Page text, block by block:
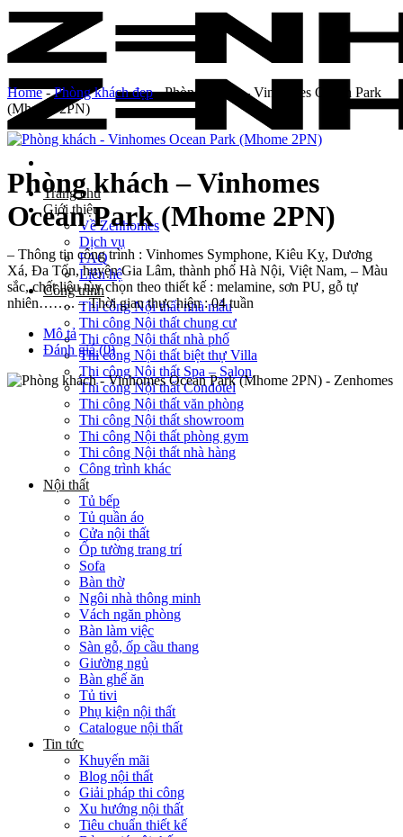
Skip
content
Trang chủ
Giới thiệu
Về Zenhomes
Dịch vụ
FAQ
Liên hệ
Công trình
Thi công Nội thất nhà mẫu
Thi công Nội thất chung cư
Thi công Nội thất nhà phố
Thi công Nội thất biệt thự Villa
Thi công Nội thất Spa – Salon
Thi công Nội thất Condotel
Thi công Nội thất văn phòng
Thi công Nội thất showroom
Thi công Nội thất phòng gym
Thi công Nội thất nhà hàng
Công trình khác
Nội thất
Tủ bếp
Tủ quần áo
Cửa nội thất
Ốp tường trang trí
Sofa
Bàn thờ
Ngôi nhà thông minh
Vách ngăn phòng
Bàn làm việc
Sàn gỗ, ốp cầu thang
Giường ngủ
Bàn ghế ăn
Tủ tivi
Phụ kiện nội thất
Catalogue nội thất
Tin tức
Khuyến mãi
Blog nội thất
Giải pháp thi công
Xu hướng nội thất
Tiêu chuẩn thiết kế
Home-Phòng khách đẹp-Phòng khách – Vinhomes Ocean Park
(Mhome 2PN)
Phòng khách – Vinhomes
Ocean Park (Mhome 2PN)
– Thông tin công trình : Vinhomes Symphone, Kiêu Kỵ, Dương
Xá, Đa Tốn, huyện Gia Lâm, thành phố Hà Nội, Việt Nam, – Màu
sắc, chất liệu tùy chọn theo thiết kế : melamine, sơn PU, gỗ tự
nhiên…….. – Thời gian thực hiện : 04 tuần
Mô tả
Đánh giá (0)